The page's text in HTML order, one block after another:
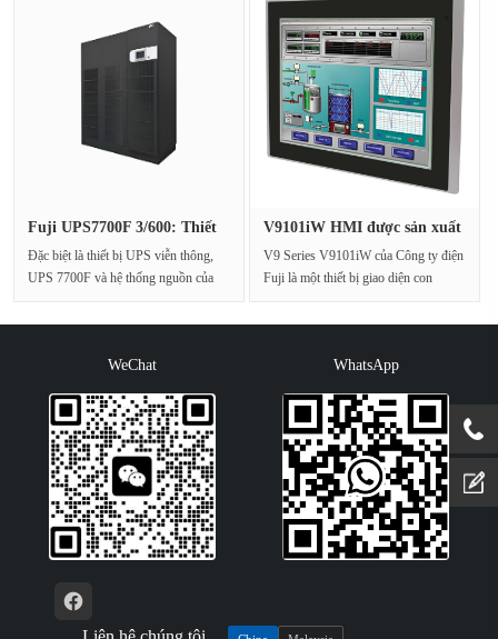
Fuji UPS7700F 3/600: Thiết
Đặc biệt là thiết bị UPS viễn thông,
UPS 7700F và hệ thống nguồn của
V9101iW HMI được sản xuất
V9 Series V9101iW của Công ty điện
Fuji là một thiết bị giao diện con
WeChat WhatsApp